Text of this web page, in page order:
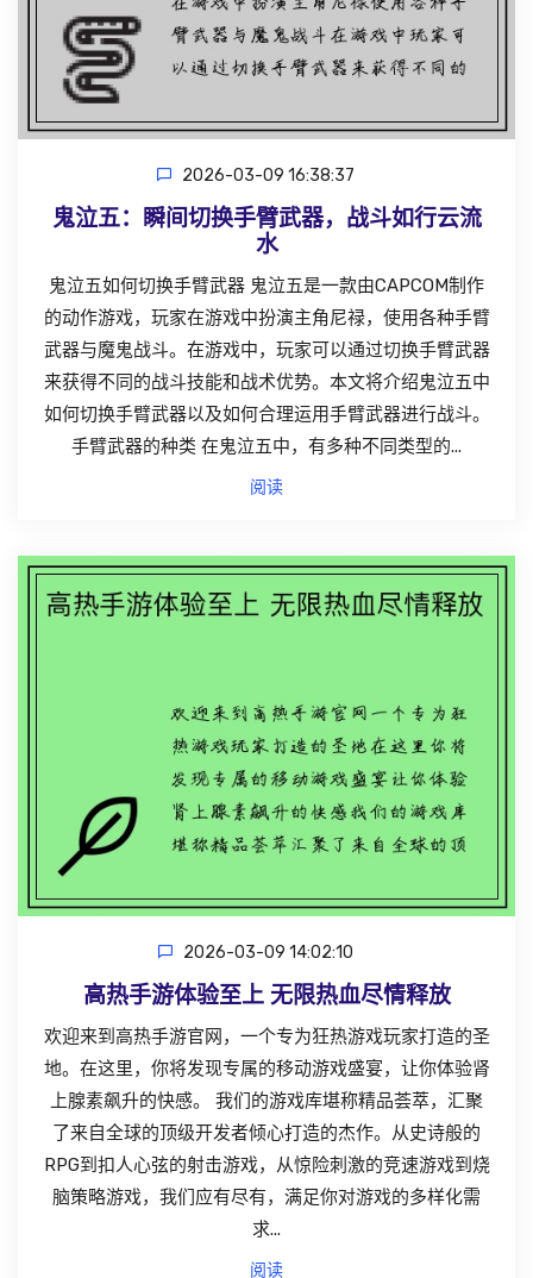
2026-03-09 16:38:37
鬼泣五：瞬间切换手臂武器，战斗如行云流
水
鬼泣五如何切换手臂武器 鬼泣五是一款由CAPCOM制作
的动作游戏，玩家在游戏中扮演主角尼禄，使用各种手臂
武器与魔鬼战斗。在游戏中，玩家可以通过切换手臂武器
来获得不同的战斗技能和战术优势。本文将介绍鬼泣五中
如何切换手臂武器以及如何合理运用手臂武器进行战斗。
手臂武器的种类 在鬼泣五中，有多种不同类型的...
阅读
2026-03-09 14:02:10
高热手游体验至上 无限热血尽情释放
欢迎来到高热手游官网，一个专为狂热游戏玩家打造的圣
地。在这里，你将发现专属的移动游戏盛宴，让你体验肾
上腺素飙升的快感。 我们的游戏库堪称精品荟萃，汇聚
了来自全球的顶级开发者倾心打造的杰作。从史诗般的
RPG到扣人心弦的射击游戏，从惊险刺激的竞速游戏到烧
脑策略游戏，我们应有尽有，满足你对游戏的多样化需
求...
阅读